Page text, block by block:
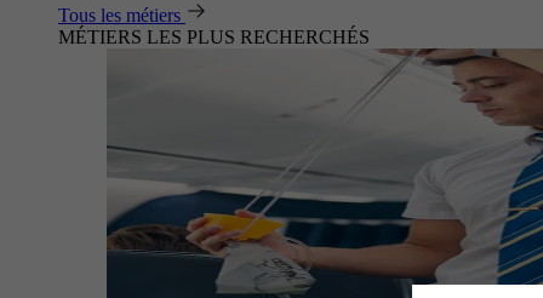
Tous les métiers
MÉTIERS LES PLUS RECHERCHÉS